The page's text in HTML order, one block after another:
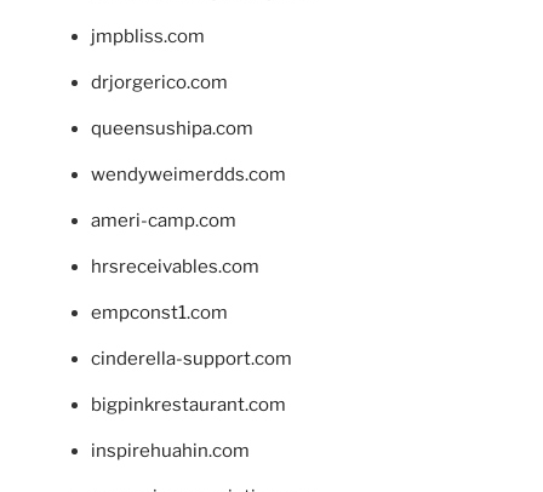
jmpbliss.com
drjorgerico.com
queensushipa.com
wendyweimerdds.com
ameri-camp.com
hrsreceivables.com
empconst1.com
cinderella-support.com
bigpinkrestaurant.com
inspirehuahin.com